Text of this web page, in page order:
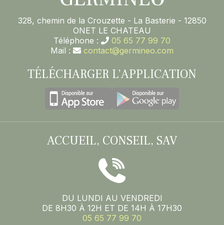
328, chemin de la Crouzette - La Basterie - 12850
ONET LE CHATEAU
Téléphone :
05 65 77 99 70
Mail :
contact@germineo.com
TÉLÉCHARGER L’APPLICATION
ACCUEIL, CONSEIL, SAV
DU LUNDI AU VENDREDI
DE 8H30 À 12H ET DE 14H À 17H30
05 65 77 99 70